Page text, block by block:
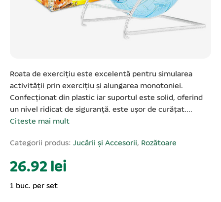
Roata de exercițiu este excelentă pentru simularea
activității prin exercițiu și alungarea monotoniei.
Confecționat din plastic iar suportul este solid, oferind
un nivel ridicat de siguranță. este ușor de curățat....
Citeste mai mult
Categorii produs: Jucării și Accesorii, Rozătoare
26.92 lei
1 buc. per set